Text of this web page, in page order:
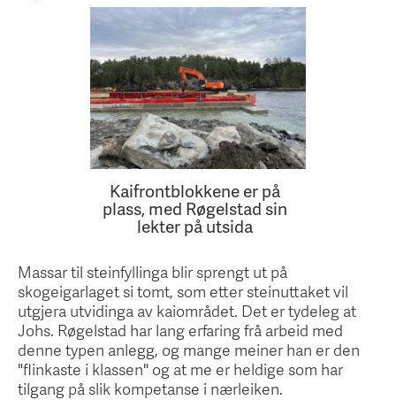
Kaifrontblokkene er på
plass, med Røgelstad sin
lekter på utsida
Massar til steinfyllinga blir sprengt ut på
skogeigarlaget si tomt, som etter steinuttaket vil
utgjera utvidinga av kaiområdet. Det er tydeleg at
Johs. Røgelstad har lang erfaring frå arbeid med
denne typen anlegg, og mange meiner han er den
"flinkaste i klassen" og at me er heldige som har
tilgang på slik kompetanse i nærleiken.